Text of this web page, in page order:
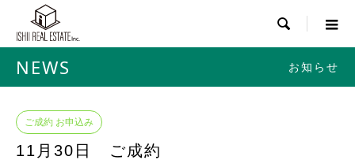

NEWS お知らせ
ご成約 お申込み
11月30日 ご成約